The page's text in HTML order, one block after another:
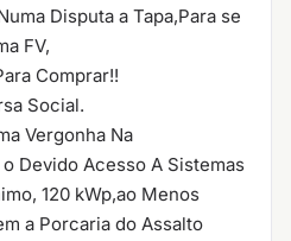
Disputa a Tapa,Para se
FV,
Comprar!!
Social.
Vergonha Na
Devido Acesso A Sistemas
120 kWp,ao Menos
a Porcaria do Assalto